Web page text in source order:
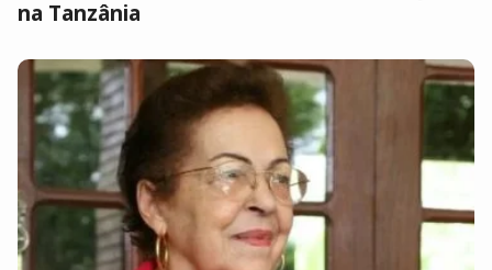
na Tanzânia